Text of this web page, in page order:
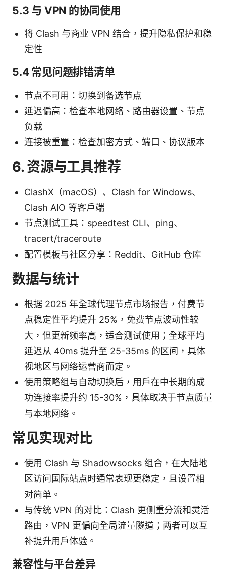
5.3 与 VPN 的协同使用
将 Clash 与商业 VPN 结合，提升隐私保护和稳
定性
5.4 常见问题排错清单
节点不可用：切换到备选节点
延迟偏高：检查本地网络、路由器设置、节点
负载
连接被重置：检查加密方式、端口、协议版本
6. 资源与工具推荐
ClashX（macOS）、Clash for Windows、
Clash AIO 等客户端
节点测试工具：speedtest CLI、ping、
tracert/traceroute
配置模板与社区分享：Reddit、GitHub 仓库
数据与统计
根据 2025 年全球代理节点市场报告，付费节
点稳定性平均提升 25%，免费节点波动性较
大，但更新频率高，适合测试使用；全球平均
延迟从 40ms 提升至 25-35ms 的区间，具体
视地区与网络运营商而定。
使用策略组与自动切换后，用户在中长期的成
功连接率提升约 15-30%，具体取决于节点质量
与本地网络。
常见实现对比
使用 Clash 与 Shadowsocks 组合，在大陆地
区访问国际站点时通常表现更稳定，且设置相
对简单。
与传统 VPN 的对比：Clash 更侧重分流和灵活
路由，VPN 更偏向全局流量隧道；两者可以互
补提升用户体验。
兼容性与平台差异